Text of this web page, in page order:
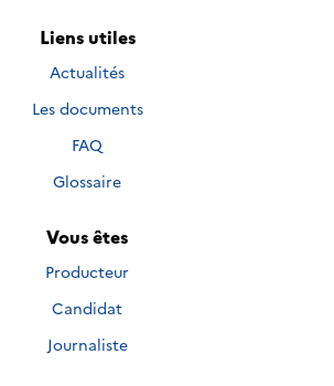
Liens utiles
Actualités
Les documents
FAQ
Glossaire
Vous êtes
Producteur
Candidat
Journaliste